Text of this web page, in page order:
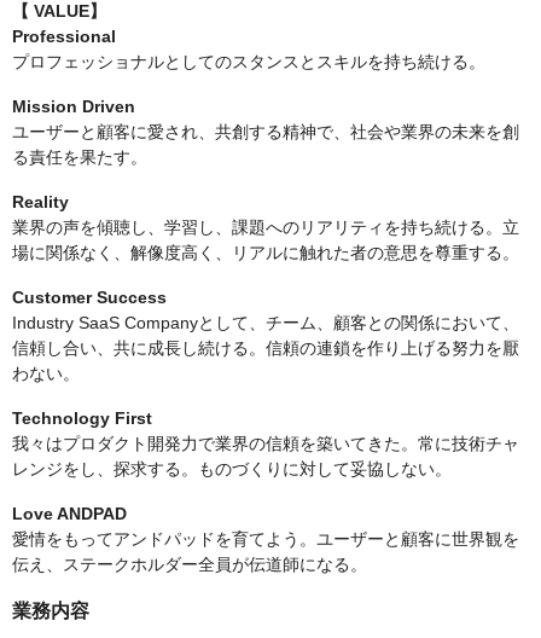
【 VALUE】
Professional
プロフェッショナルとしてのスタンスとスキルを持ち続ける。
Mission Driven
ユーザーと顧客に愛され、共創する精神で、社会や業界の未来を創
る責任を果たす。
Reality
業界の声を傾聴し、学習し、課題へのリアリティを持ち続ける。立
場に関係なく、解像度高く、リアルに触れた者の意思を尊重する。
Customer Success
Industry SaaS Companyとして、チーム、顧客との関係において、
信頼し合い、共に成長し続ける。信頼の連鎖を作り上げる努力を厭
わない。
Technology First
我々はプロダクト開発力で業界の信頼を築いてきた。常に技術チャ
レンジをし、探求する。ものづくりに対して妥協しない。
Love ANDPAD
愛情をもってアンドパッドを育てよう。ユーザーと顧客に世界観を
伝え、ステークホルダー全員が伝道師になる。
業務内容